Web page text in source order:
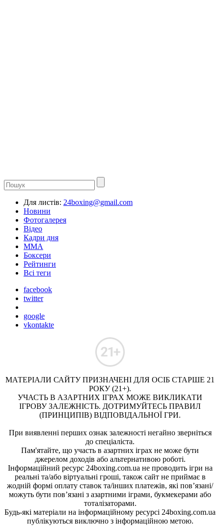
Для листів: 24boxing@gmail.com
Новини
Фотогалерея
Відео
Кадри дня
ММА
Боксери
Рейтинги
Всі теги
facebook
twitter
google
vkontakte
МАТЕРІАЛИ САЙТУ ПРИЗНАЧЕНІ ДЛЯ ОСІБ СТАРШЕ 21
РОКУ (21+).
УЧАСТЬ В АЗАРТНИХ ІГРАХ МОЖЕ ВИКЛИКАТИ
ІГРОВУ ЗАЛЕЖНІСТЬ. ДОТРИМУЙТЕСЬ ПРАВИЛ
(ПРИНЦИПІВ) ВІДПОВІДАЛЬНОЇ ГРИ.
При виявленні перших ознак залежності негайно зверніться
до спеціаліста.
Пам'ятайте, що участь в азартних іграх не може бути
джерелом доходів або альтернативою роботі.
Інформаційний ресурс 24boxing.com.ua не проводить ігри на
реальні та/або віртуальні гроші, також сайт не приймає в
жодній формі оплату ставок та/інших платежів, які пов’язані/
можуть бути пов’язані з азартними іграми, букмекерами або
тоталізаторами.
Будь-які матеріали на інформаційному ресурсі 24boxing.com.ua
публікуються виключно з інформаційною метою.